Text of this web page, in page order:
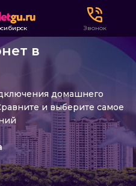
Звонок
в
домашнего
и выберите самое